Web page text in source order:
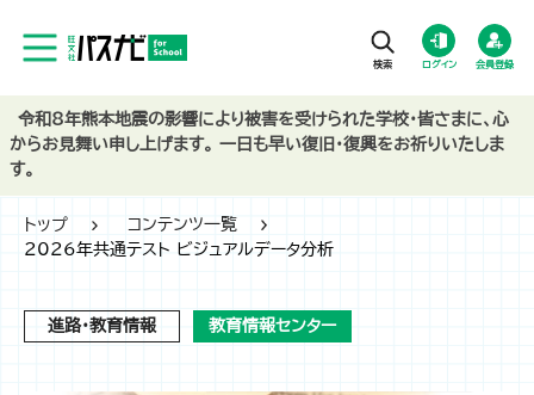
ログイン 会員登録
トップ
コンテンツ一覧
2026年共通テスト ビジュアルデータ分析
進路・教育情報 教育情報センター
令和8年熊本地震の影響により被害を受けられた学校・皆さまに、心
からお見舞い申し上げます。 一日も早い復旧・復興をお祈りいたしま
す。